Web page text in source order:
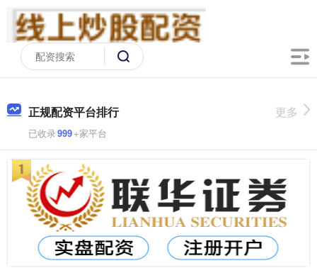
正规配资平台排行
已收录999+家平台
更多